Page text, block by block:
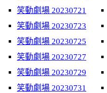
笑動劇場 20230721
笑動劇場 20230723
笑動劇場 20230725
笑動劇場 20230727
笑動劇場 20230729
笑動劇場 20230731